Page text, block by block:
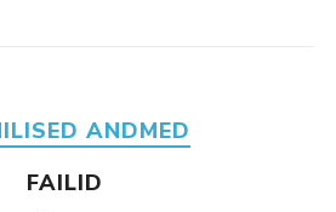
ANDMED
FAILID